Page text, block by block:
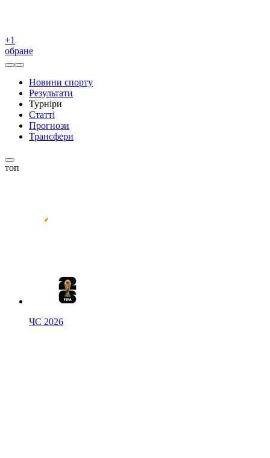
+1
обране
Новини спорту
Результати
Турніри
Статті
Прогнози
Трансфери
топ
ЧС 2026